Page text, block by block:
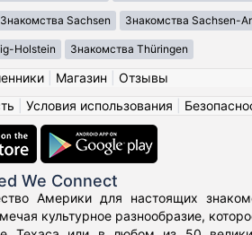
Знакомства Sachsen Знакомства Sachsen-
Holstein Знакомства Thüringen
| Магазин
Отзывы
Условия использования
We Connect
Америки для настоящих
культурное разнообразие,